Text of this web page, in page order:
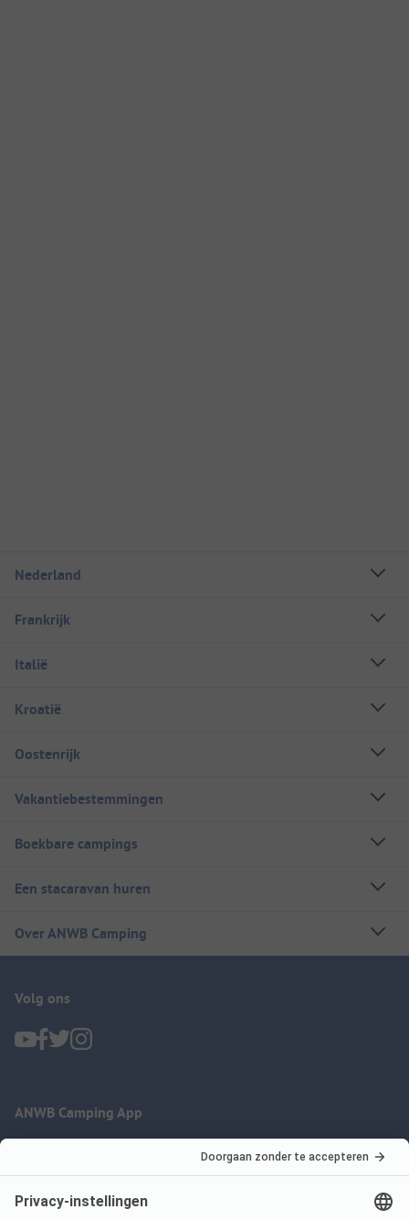
Nederland
Frankrijk
Italië
Kroatië
Oostenrijk
Vakantiebestemmingen
Boekbare campings
Een stacaravan huren
Over ANWB Camping
Volg ons
ANWB Camping App